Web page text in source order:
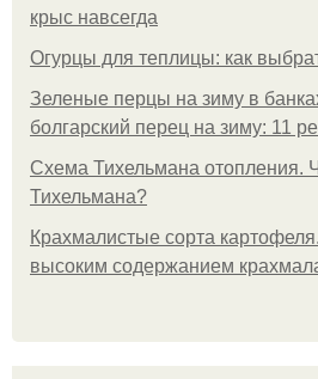
крыс навсегда
Огурцы для теплицы: как
Зеленые перцы на зиму в
болгарский перец на зиму: 11
Схема Тихельмана отопления.
Тихельмана?
Крахмалистые сорта
высоким содержанием